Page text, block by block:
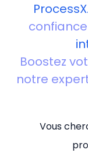
Boostez
notre
Vous